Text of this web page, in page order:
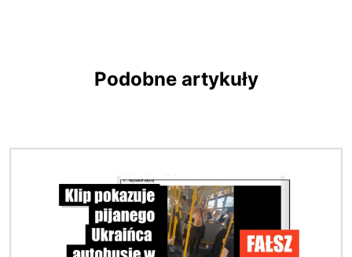
Podobne artykuły